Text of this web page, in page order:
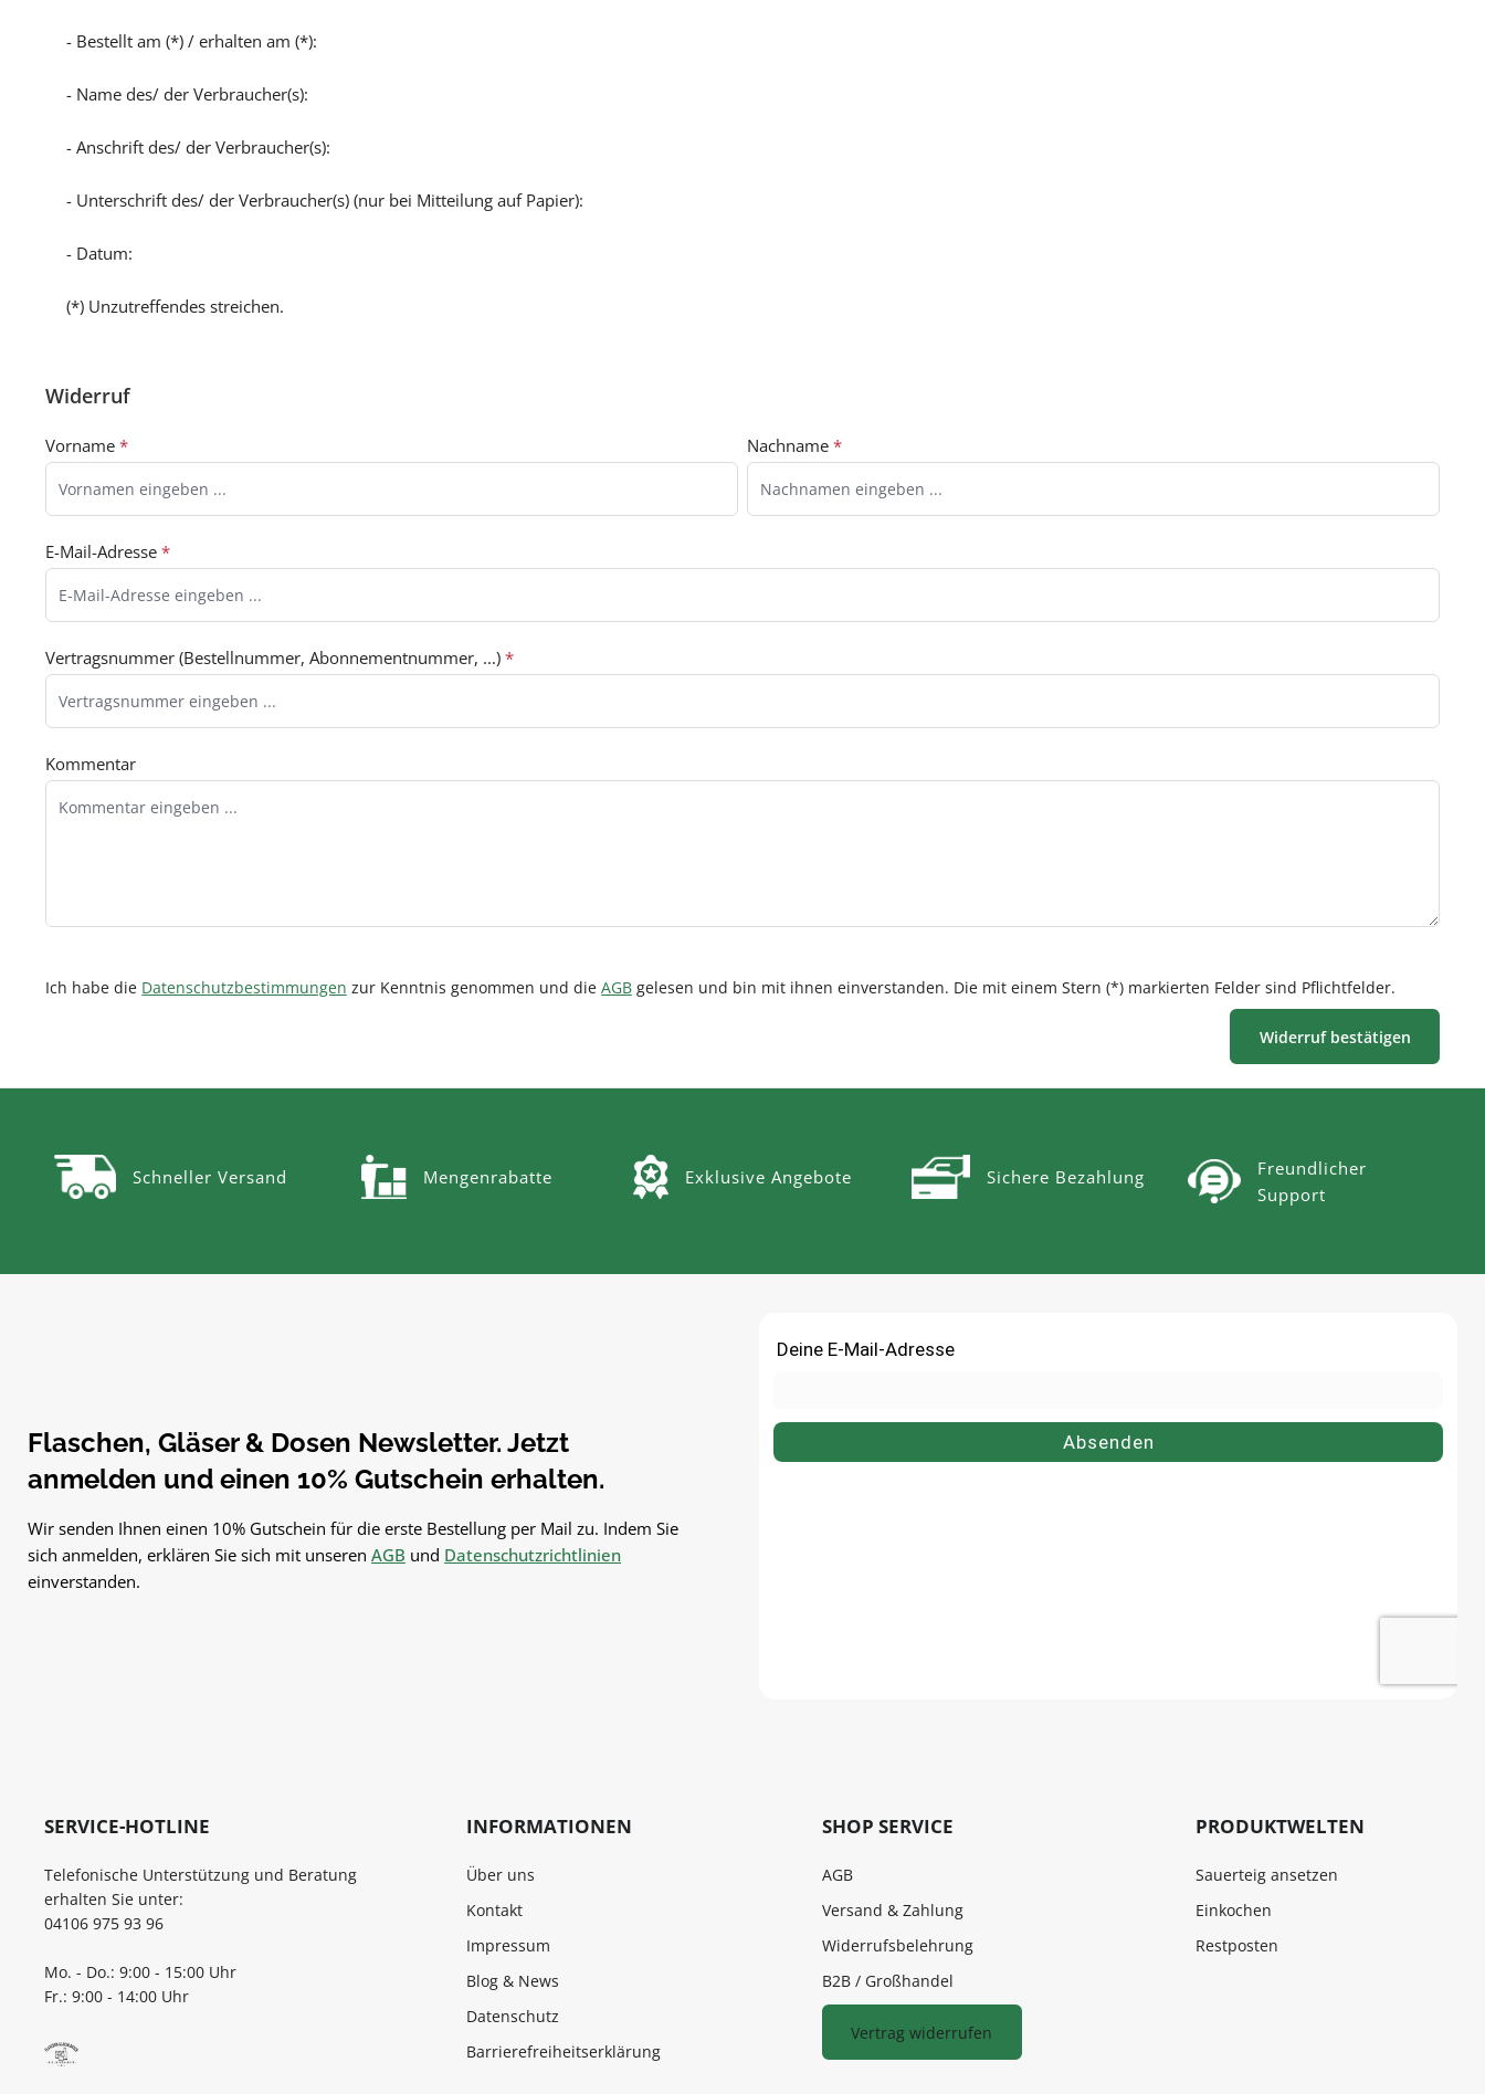
- Bestellt am (*) / erhalten am (*):
- Name des/ der Verbraucher(s):
- Anschrift des/ der Verbraucher(s):
- Unterschrift des/ der Verbraucher(s) (nur bei Mitteilung auf Papier):
- Datum:
(*) Unzutreffendes streichen.
Widerruf
Vorname * Nachname *
E-Mail-Adresse *
Vertragsnummer (Bestellnummer, Abonnementnummer, ...) *
Kommentar
Ich habe die Datenschutzbestimmungen zur Kenntnis genommen und die AGB gelesen und bin mit ihnen einverstanden. Die mit einem Stern (*) markierten Felder sind Pflichtfelder.
Widerruf bestätigen
Schneller Versand Mengenrabatte Exklusive Angebote Sichere Bezahlung
Freundlicher
Support
Flaschen, Gläser & Dosen Newsletter. Jetzt
anmelden und einen 10% Gutschein erhalten.
Wir senden Ihnen einen 10% Gutschein für die erste Bestellung per Mail zu. Indem Sie
sich anmelden, erklären Sie sich mit unseren AGB und Datenschutzrichtlinien
einverstanden.
SERVICE-HOTLINE
Telefonische Unterstützung und Beratung
erhalten Sie unter:
04106 975 93 96
Mo. - Do.: 9:00 - 15:00 Uhr
Fr.: 9:00 - 14:00 Uhr
INFORMATIONEN
Über uns
Kontakt
Impressum
Blog & News
Datenschutz
Barrierefreiheitserklärung
SHOP SERVICE
AGB
Versand & Zahlung
Widerrufsbelehrung
B2B / Großhandel
Vertrag widerrufen
PRODUKTWELTEN
Sauerteig ansetzen
Einkochen
Restposten